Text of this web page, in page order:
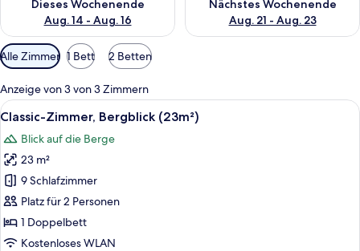
Dieses Wochenende
Aug. 14 - Aug. 16
Nächstes Wochenende
Aug. 21 - Aug. 23
Verfügbare
Filter
für
Zimmer
Alle Zimmer 1 Bett 2 Betten
Anzeige von 3 von 3 Zimmern
Alle
Fotos
für
Classic-
Zimmer,
Bergblick
(23m²)
anzeigen
Ein Schlafzimmer mit einem Bett,
4
Classic-Zimmer, Bergblick (23m²)
Blick auf die Berge
23 m²
9 Schlafzimmer
Platz für 2 Personen
1 Doppelbett
Kostenloses WLAN